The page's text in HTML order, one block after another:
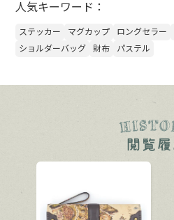
人気キーワード：
ステッカー マグカップ ロングセラー
ショルダーバッグ
財布 パステル